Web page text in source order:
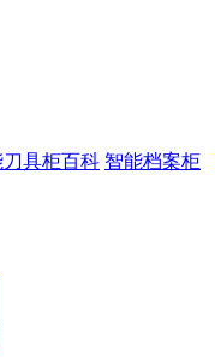
刀具柜百科 智能档案柜